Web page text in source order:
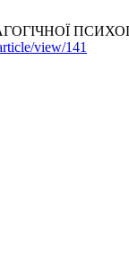
view/141